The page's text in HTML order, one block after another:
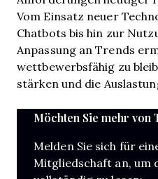
Vom Einsatz neuer
Chatbots bis hin zur
Anpassung an Trends
wettbewerbsfähig zu
stärken und die
Möchten Sie mehr von
Melden Sie sich für
Mitgliedschaft an, um